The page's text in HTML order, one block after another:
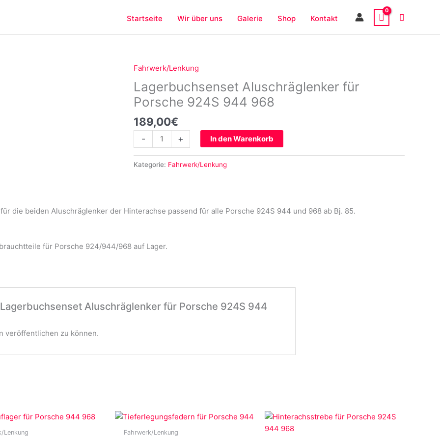
Startseite Wir über uns Galerie Shop Kontakt
Fahrwerk/Lenkung
Lagerbuchsenset Aluschräglenker für
Porsche 924S 944 968
189,00€
-
Lagerbuchsenset
Aluschräglenker
für
Porsche
924S
944
968
+ In den Warenkorb
Kategorie: Fahrwerk/Lenkung
die beiden Aluschräglenker der Hinterachse passend für alle Porsche 924S 944 und 968 ab Bj. 85.
für Porsche 924/944/968 auf Lager.
Aluschräglenker für Porsche 924S 944
veröffentlichen zu können.
Lenkung Fahrwerk/Lenkung